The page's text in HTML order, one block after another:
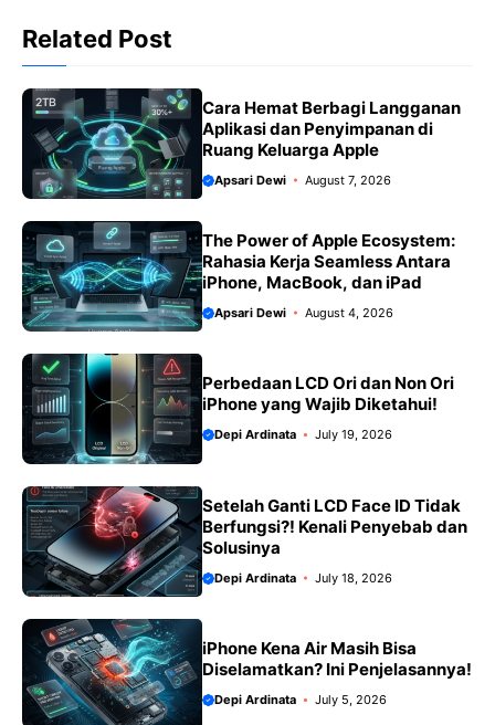
o
o
k
A
p
p
r
a
m
k
Related Post
Cara Hemat Berbagi Langganan
Aplikasi dan Penyimpanan di
Ruang Keluarga Apple
Apsari Dewi August 7, 2026
The Power of Apple Ecosystem:
Rahasia Kerja Seamless Antara
iPhone, MacBook, dan iPad
Apsari Dewi August 4, 2026
Perbedaan LCD Ori dan Non Ori
iPhone yang Wajib Diketahui!
Depi Ardinata July 19, 2026
Setelah Ganti LCD Face ID Tidak
Berfungsi?! Kenali Penyebab dan
Solusinya
Depi Ardinata July 18, 2026
iPhone Kena Air Masih Bisa
Diselamatkan? Ini Penjelasannya!
Depi Ardinata July 5, 2026